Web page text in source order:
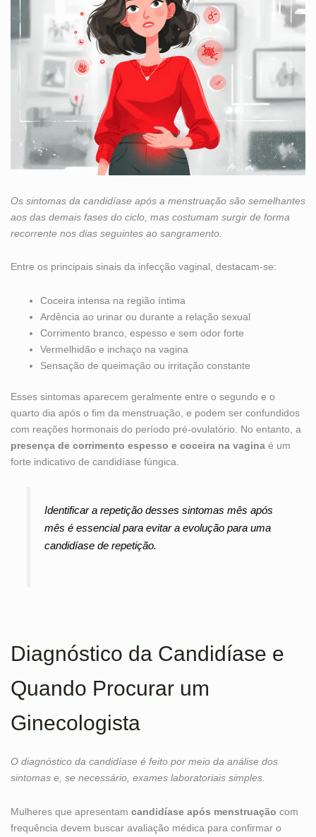
Os sintomas da candidíase após a menstruação são semelhantes
aos das demais fases do ciclo, mas costumam surgir de forma
recorrente nos dias seguintes ao sangramento.
Entre os principais sinais da infecção vaginal, destacam-se:
Coceira intensa na região íntima
Ardência ao urinar ou durante a relação sexual
Corrimento branco, espesso e sem odor forte
Vermelhidão e inchaço na vagina
Sensação de queimação ou irritação constante
Esses sintomas aparecem geralmente entre o segundo e o
quarto dia após o fim da menstruação, e podem ser confundidos
com reações hormonais do período pré-ovulatório. No entanto, a
presença de corrimento espesso e coceira na vagina é um
forte indicativo de candidíase fúngica.
Identificar a repetição desses sintomas mês após
mês é essencial para evitar a evolução para uma
candidíase de repetição.
Diagnóstico da Candidíase e
Quando Procurar um
Ginecologista
O diagnóstico da candidíase é feito por meio da análise dos
sintomas e, se necessário, exames laboratoriais simples.
Mulheres que apresentam candidíase após menstruação com
frequência devem buscar avaliação médica para confirmar o